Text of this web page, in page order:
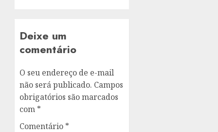
Deixe um
comentário
O seu endereço de e-mail
não será publicado. Campos
obrigatórios são marcados
com *
Comentário *